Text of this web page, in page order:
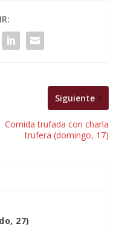
Siguiente
Comida trufada con charla
trufera (domingo, 17)
27)